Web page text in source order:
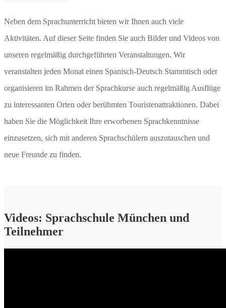
Neben dem Sprachunterricht bieten wir Ihnen auch viele
Aktivitäten. Auf dieser Seite finden Sie auch Bilder und Videos von
unseren regelmäßig durchgeführten Veranstaltungen. Wir
veranstalten jeden Monat einen Spanisch-Deutsch Stammtisch oder
organisieren im Rahmen der Sprachkurse auch regelmäßig Ausflüge
zu interessanten Orten oder berühmten Touristenattraktionen. Dabei
haben Sie die Möglichkeit Ihre erworbenen Sprachkenntnisse
einzusetzen, sich mit anderen Sprachschülern auszutauschen und
neue Freunde zu finden.
Videos: Sprachschule München und
Teilnehmer